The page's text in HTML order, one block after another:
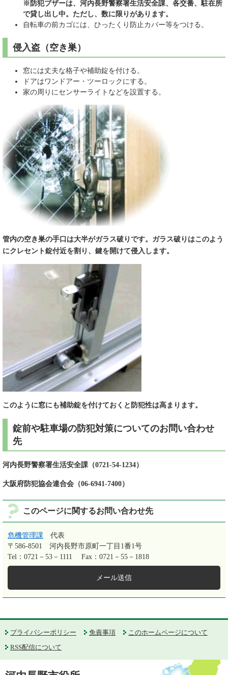
※防犯ブザーは、河内長野警察署生活安全課、各交番、駐在所
で貸し出し中。ただし、数に限りがあります。
自転車の前カゴには、ひったくり防止カバー等をつける。
侵入盗（空き巣）
窓には丈夫な格子や補助錠を付ける。
ドアはワンドアー・ツーロックにする。
家の周りにセンサーライトなどを設置する。
管内の空き巣の手口は大半がガラス破りです。ガラス破りはこのよう
にクレセント錠付近を割り、鍵を開けて侵入します。
このように窓にも補助錠を付けておくと防犯性は高まります。
錠前や駐車場の防犯対策についてのお問い合わせ
先
河内長野警察署生活安全課（0721-54-1234）
大阪府防犯協会連合会（06-6941-7400）
このページに関するお問い合わせ先
危機管理課
代表
〒586-8501
河内長野市原町一丁目1番1号
Tel：0721－53－1111
Fax：0721－55－1818
メール送信
プライバシーポリシー 免責事項
このホームページについて
RSS配信について